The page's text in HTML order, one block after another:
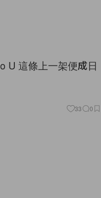
U 這條上一架便成日
33 0